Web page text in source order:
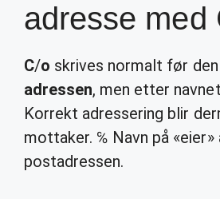
adresse med
C/o skrives normalt før
adressen, men etter
Korrekt adressering blir
mottaker. ℅ Navn på «eier»
postadressen.